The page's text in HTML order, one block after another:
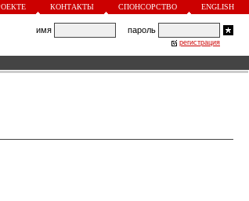
КОНТАКТЫ СПОНСОРСТВО ENGLISH
имя пароль
регистрация